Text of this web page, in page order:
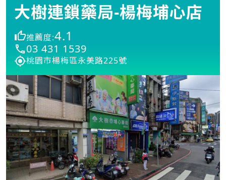
大樹連鎖藥局-楊梅埔心店
推薦度:4.1
03 431 1539
桃園市楊梅區永美路225號